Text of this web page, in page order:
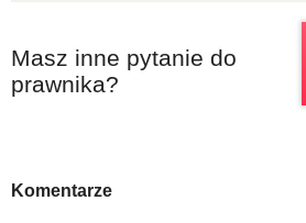
Masz inne pytanie do
prawnika?
Komentarze